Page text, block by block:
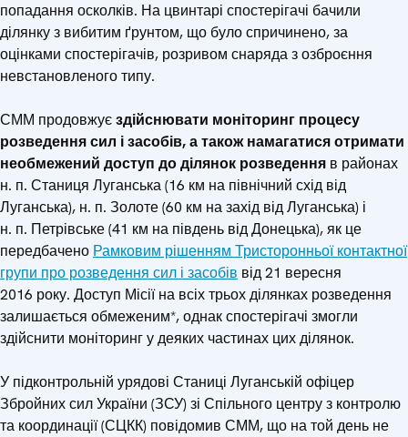
попадання осколків. На цвинтарі спостерігачі бачили
ділянку з вибитим ґрунтом, що було спричинено, за
оцінками спостерігачів, розривом снаряда з озброєння
невстановленого типу.
СММ продовжуєздійснювати моніторинг процесу
розведення сил і засобів, а також намагатися отримати
необмежений доступ до ділянок розведення в районах
н. п. Станиця Луганська (16 км на північний схід від
Луганська), н. п. Золоте (60 км на захід від Луганська) і
н. п. Петрівське (41 км на південь від Донецька), як це
передбачено Рамковим рішенням Тристоронньої контактної
групи про розведення сил і засобів від 21 вересня
2016 року. Доступ Місії на всіх трьох ділянках розведення
залишається обмеженим*, однак спостерігачі змогли
здійснити моніторинг у деяких частинах цих ділянок.
У підконтрольній урядові Станиці Луганській офіцер
Збройних сил України (ЗСУ) зі Спільного центру з контролю
та координації (СЦКК) повідомив СММ, що на той день не